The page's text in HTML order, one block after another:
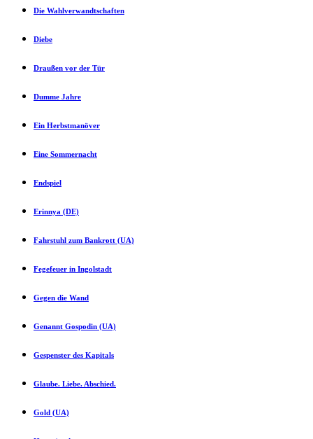
Die Wahlverwandtschaften
Diebe
Draußen vor der Tür
Dumme Jahre
Ein Herbstmanöver
Eine Sommernacht
Endspiel
Erinnya (DE)
Fahrstuhl zum Bankrott (UA)
Fegefeuer in Ingolstadt
Gegen die Wand
Genannt Gospodin (UA)
Gespenster des Kapitals
Glaube. Liebe. Abschied.
Gold (UA)